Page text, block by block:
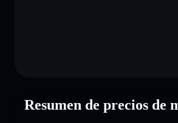
Resumen de precios de